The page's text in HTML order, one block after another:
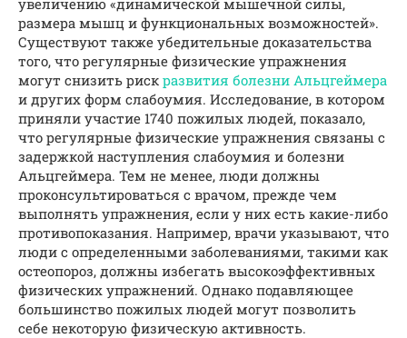
размера мышц и функциональных возможностей».
Существуют также убедительные доказательства
того, что регулярные физические упражнения
могут снизить риск развития болезни Альцгеймера
и других форм слабоумия. Исследование, в котором
приняли участие 1740 пожилых людей, показало,
что регулярные физические упражнения связаны с
задержкой наступления слабоумия и болезни
Альцгеймера. Тем не менее, люди должны
проконсультироваться с врачом, прежде чем
выполнять упражнения, если у них есть какие-либо
противопоказания. Например, врачи указывают, что
люди с определенными заболеваниями, такими как
остеопороз, должны избегать высокоэффективных
физических упражнений. Однако подавляющее
большинство пожилых людей могут позволить
себе некоторую физическую активность.